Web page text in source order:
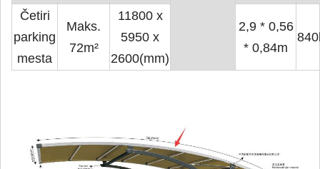
Četiri
parking
mesta
Maks.
72m²
11800 x
5950 x
2600(mm)
2,9 * 0,56
* 0,84m